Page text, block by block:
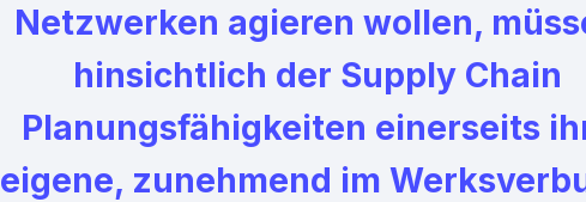
Netzwerken agieren wollen,
hinsichtlich der Supply Chain
Planungsfähigkeiten einerseits
eigene, zunehmend im